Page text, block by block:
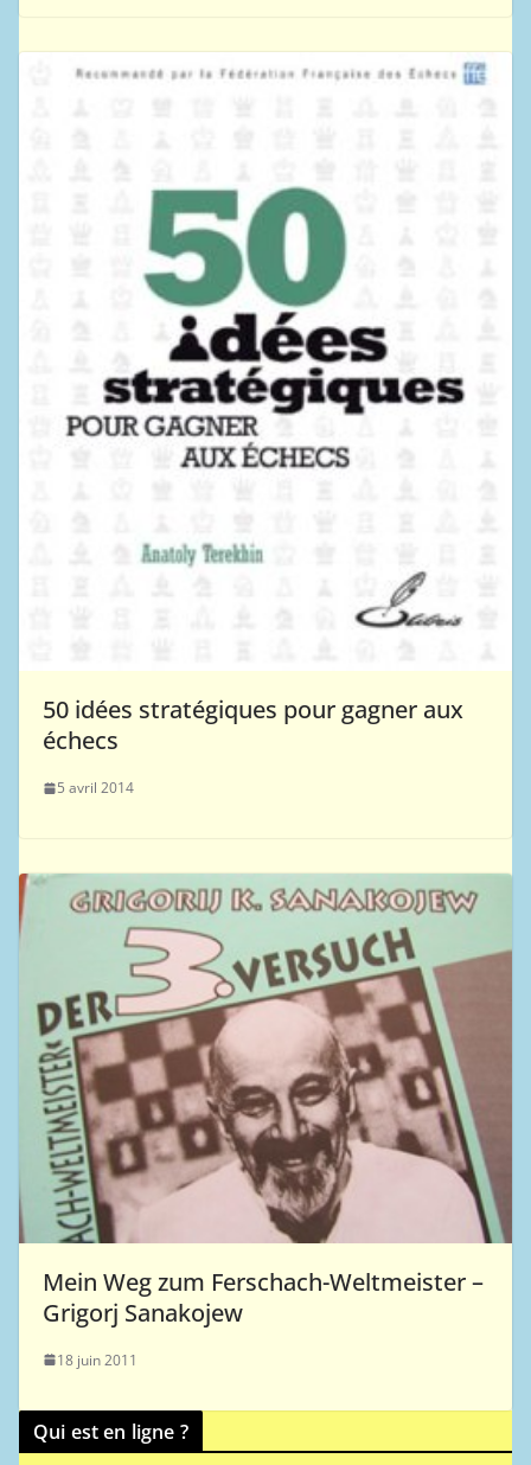
50 idées stratégiques pour gagner aux
échecs
5 avril 2014
Mein Weg zum Ferschach-Weltmeister –
Grigorj Sanakojew
18 juin 2011
Qui est en ligne ?